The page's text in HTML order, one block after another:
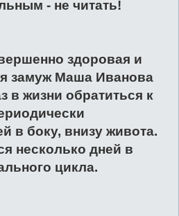
- не читать!
здоровая и
замуж Маша Иванова
в жизни обратиться к
в боку, внизу живота.
несколько дней в
цикла.